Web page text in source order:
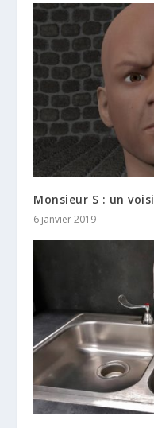
Monsieur S : un
6 janvier 2019